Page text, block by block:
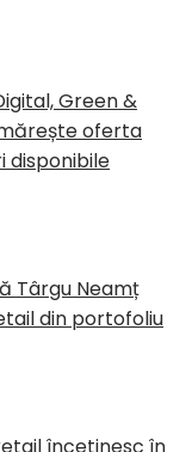
Green &
oferta
disponibile
Târgu Neamț
din portofoliu
încetinesc în